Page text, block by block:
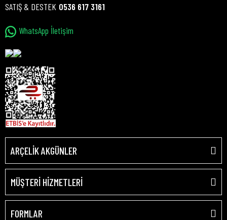
SATIŞ & DESTEK 0536 617 3161
WhatsApp İletişim
ARÇELİK AKGÜNLER
MÜŞTERİ HİZMETLERİ
FORMLAR